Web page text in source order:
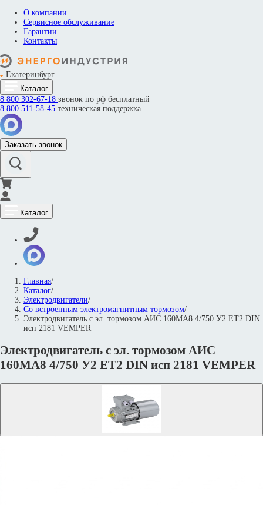
О компании
Сервисное обслуживание
Гарантии
Контакты
Екатеринбург
Каталог
8 800 302-67-18 звонок по рф бесплатный
8 800 511-58-45 техническая поддержка
Заказать звонок
Каталог
Главная/
Каталог/
Электродвигатели/
Со встроенным электромагнитным тормозом/
Электродвигатель с эл. тормозом АИС 160MА8 4/750 У2 ET2 DIN
исп 2181 VEMPER
Электродвигатель с эл. тормозом АИС
160MА8 4/750 У2 ET2 DIN исп 2181 VEMPER